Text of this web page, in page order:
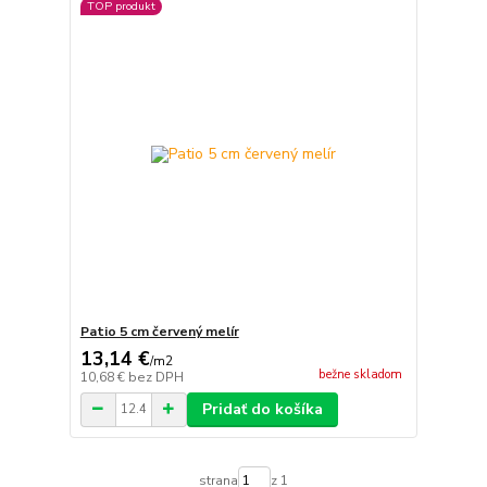
TOP produkt
Patio 5 cm červený melír
13,14 €/m2
10,68 € bez DPH bežne skladom
Pridať do košíka
strana z 1